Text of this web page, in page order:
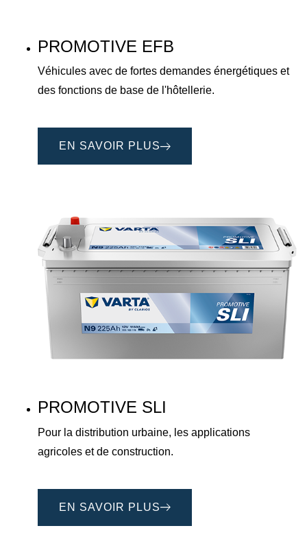
PROMOTIVE EFB
Véhicules avec de fortes demandes énergétiques et
des fonctions de base de l'hôtellerie.
EN SAVOIR PLUS
PROMOTIVE SLI
Pour la distribution urbaine, les applications
agricoles et de construction.
EN SAVOIR PLUS